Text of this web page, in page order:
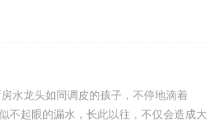
水龙头如同调皮的孩子，不停地滴着
不起眼的漏水，长此以往，不仅会造成大